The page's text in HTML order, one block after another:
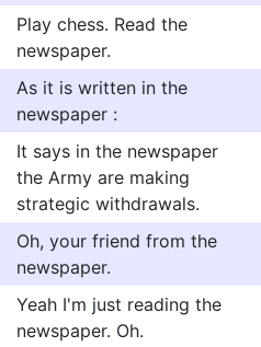
Play chess. Read the
newspaper.
As it is written in the
newspaper :
It says in the newspaper
the Army are making
strategic withdrawals.
Oh, your friend from the
newspaper.
Yeah I'm just reading the
newspaper. Oh.